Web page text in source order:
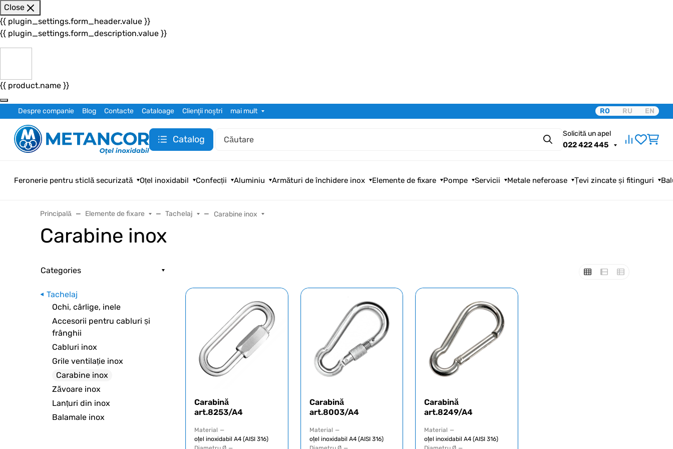
Close
{{ plugin_settings.form_header.value }}
{{ plugin_settings.form_description.value }}
{{ product.name }}
Despre companie Blog Contacte Cataloage Clienţii noştri mai mult RO RU EN
Catalog Căutare
Solicită un apel
022 422 445
Feronerie pentru sticlă securizată Oțel inoxidabil Confecții Aluminiu Armături de închidere inox Elemente de fixare Pompe Servicii Metale neferoase Țevi zincate și fitinguri
Principală Elemente de fixare Tachelaj Carabine inox
Carabine inox
Categories
Tachelaj
Ochi, cârlige, inele
Accesorii pentru cabluri și
frânghii
Cabluri inox
Grile ventilație inox
Carabine inox
Zăvoare inox
Lanțuri din inox
Balamale inox
Carabină
art.8253/A4
Material —
oțel inoxidabil A4 (AISI 316)
Carabină
art.8003/A4
Material —
oțel inoxidabil A4 (AISI 316)
Carabină
art.8249/A4
Material —
oțel inoxidabil A4 (AISI 316)